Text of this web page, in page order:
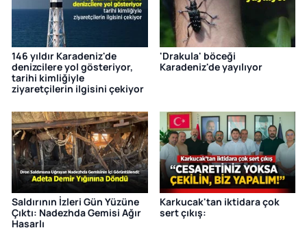
146 yıldır Karadeniz'de
denizcilere yol gösteriyor,
tarihi kimliğiyle
ziyaretçilerin ilgisini çekiyor
'Drakula' böceği
Karadeniz'de yayılıyor
Saldırının İzleri Gün Yüzüne
Çıktı: Nadezhda Gemisi Ağır
Hasarlı
Karkucak'tan iktidara çok
sert çıkış: